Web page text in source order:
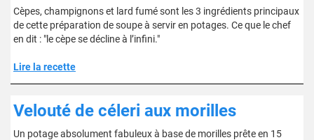
Cèpes, champignons et lard fumé sont les 3 ingrédients principaux
de cette préparation de soupe à servir en potages. Ce que le chef
en dit : "le cèpe se décline à l’infini."
Lire la recette
Velouté de céleri aux morilles
Un potage absolument fabuleux à base de morilles prête en 15